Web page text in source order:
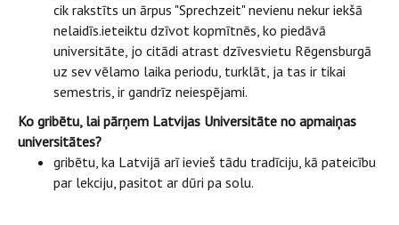
cik rakstīts un ārpus "Sprechzeit" nevienu nekur iekšā
nelaidīs.ieteiktu dzīvot kopmītnēs, ko piedāvā
universitāte, jo citādi atrast dzīvesvietu Rēgensburgā
uz sev vēlamo laika periodu, turklāt, ja tas ir tikai
semestris, ir gandrīz neiespējami.
Ko gribētu, lai pārņem Latvijas Universitāte no apmaiņas
universitātes?
gribētu, ka Latvijā arī ievieš tādu tradīciju, kā pateicību
par lekciju, pasitot ar dūri pa solu.